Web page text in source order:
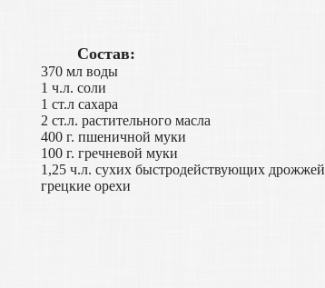
Состав:
370 мл воды
1 ч.л. соли
1 ст.л сахара
2 ст.л. растительного масла
400 г. пшеничной муки
100 г. гречневой муки
1,25 ч.л. сухих быстродействующих дрожжей
грецкие орехи